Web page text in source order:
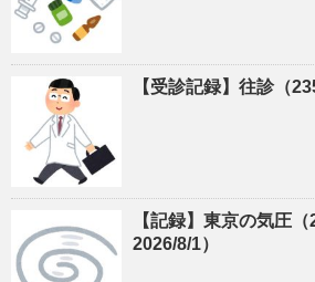
【受診記録】往診（
【記録】東京の気圧
2026/8/1）